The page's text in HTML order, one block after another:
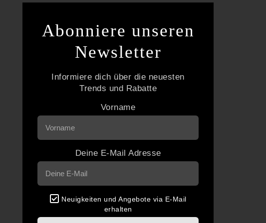
Abonniere unseren
Newsletter
Informiere dich über die neuesten
Trends und Rabatte
Vorname
Deine E-Mail Adresse
Neuigkeiten und Angebote via E-Mail
erhalten